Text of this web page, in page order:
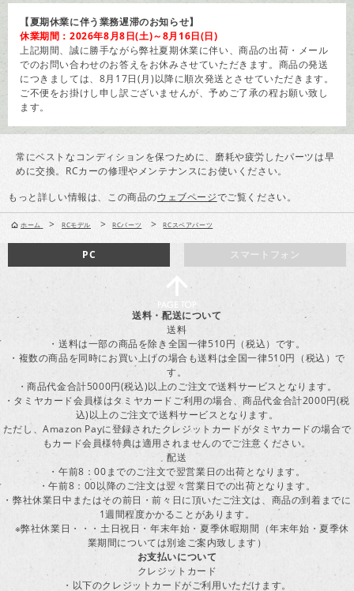
【夏期休業に伴う業務遅滞のお知らせ】
休業期間：2026年8月8日(土)～8月16日(日)
上記期間、誠に勝手ながら弊社夏期休業に伴い、商品の出荷・メール
でのお問い合わせのお答えをお休みさせていただきます。商品の発送
につきましては、8月17日(月)以降に順次発送とさせていただきます。
ご不便をお掛けし申し訳ございませんが、予めご了承の程お願い致し
ます。
常にベストなコンディションを保つために、磨耗や疲労したパーツは早
めに交換。RCカーの修理やメンテナンスにお使いください。
もっと詳しい情報は、この商品のウェブページでご覧ください。
ホーム > RCモデル > RCパーツ > RCスペアパーツ
スマートフォン
PC
送料・配送について
送料
・送料は一部の商品を除き全国一律510円（税込）です。
・複数の商品を同時にお買い上げの場合も送料は全国一律510円（税込）で
す。
・商品代金合計5000円(税込)以上のご注文で送料サービスとなります。
・タミヤカード会員様はタミヤカードご利用の場合、商品代金合計2000円(税
込)以上のご注文で送料サービスとなります。
ただし、Amazon Payに登録されたクレジットカードがタミヤカードの場合で
もカード会員様特典は適用されませんのでご注意ください。
配送
・午前8：00までのご注文で翌営業日の出荷となります。
・午前8：00以降のご注文は翌々営業日での出荷となります。
・弊社休業日中またはその前日・前々日に頂いたご注文は、商品の到着までに
1週間程度かかることがあります。
※弊社休業日・・・土日祝日・年末年始・夏季休暇期間（年末年始・夏季休
業期間については別途ご案内致します）
お支払いについて
クレジットカード
・以下のクレジットカードがご利用いただけます。